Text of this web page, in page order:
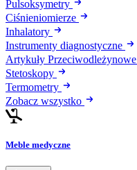
Pulsoksymetry
Ciśnieniomierze
Inhalatory
Instrumenty diagnostyczne
Artykuły Przeciwodleżynowe
Stetoskopy
Termometry
Zobacz wszystko
Meble medyczne